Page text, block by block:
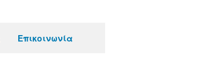
Επικοινωνία